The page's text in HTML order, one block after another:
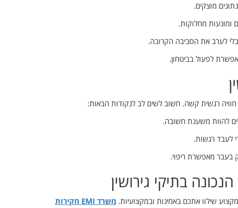
מוצקים.
ומונעות מחלוקות.
לערב את הסביבה הקרובה.
לפעול בביטחון.
רגשית קשה. חשוב לשים לב לנקודות הבאות:
להוות משענת חשובה.
לעבד רגשות.
בעבר מאפשרת ריפוי.
שילוו אתכם באמינות ובמקצועיות. משרד EMI חקירות